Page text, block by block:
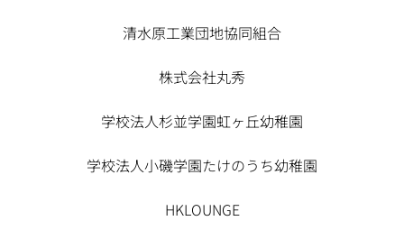
清水原工業団地協同組合
株式会社丸秀
学校法人杉並学園虹ヶ丘幼稚園
学校法人小磯学園たけのうち幼稚園
HKLOUNGE